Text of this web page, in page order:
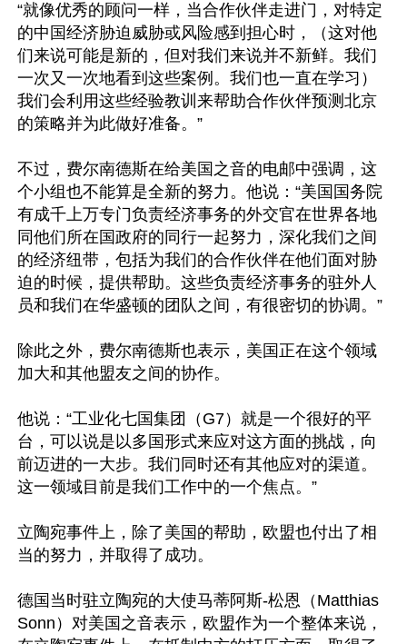
“就像优秀的顾问一样，当合作伙伴走进门，对特定
的中国经济胁迫威胁或风险感到担心时，（这对他
们来说可能是新的，但对我们来说并不新鲜。我们
一次又一次地看到这些案例。我们也一直在学习）
我们会利用这些经验教训来帮助合作伙伴预测北京
的策略并为此做好准备。”
不过，费尔南德斯在给美国之音的电邮中强调，这
个小组也不能算是全新的努力。他说：“美国国务院
有成千上万专门负责经济事务的外交官在世界各地
同他们所在国政府的同行一起努力，深化我们之间
的经济纽带，包括为我们的合作伙伴在他们面对胁
迫的时候，提供帮助。这些负责经济事务的驻外人
员和我们在华盛顿的团队之间，有很密切的协调。”
除此之外，费尔南德斯也表示，美国正在这个领域
加大和其他盟友之间的协作。
他说：“工业化七国集团（G7）就是一个很好的平
台，可以说是以多国形式来应对这方面的挑战，向
前迈进的一大步。我们同时还有其他应对的渠道。
这一领域目前是我们工作中的一个焦点。”
立陶宛事件上，除了美国的帮助，欧盟也付出了相
当的努力，并取得了成功。
德国当时驻立陶宛的大使马蒂阿斯-松恩（Matthias
Sonn）对美国之音表示，欧盟作为一个整体来说，